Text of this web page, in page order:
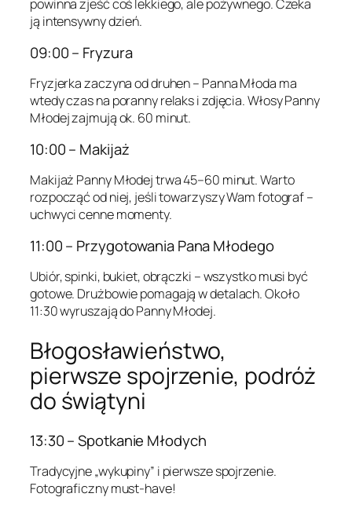
powinna zjeść coś lekkiego, ale pożywnego. Czeka
ją intensywny dzień.
09:00 – Fryzura
Fryzjerka zaczyna od druhen – Panna Młoda ma
wtedy czas na poranny relaks i zdjęcia. Włosy Panny
Młodej zajmują ok. 60 minut.
10:00 – Makijaż
Makijaż Panny Młodej trwa 45–60 minut. Warto
rozpocząć od niej, jeśli towarzyszy Wam fotograf –
uchwyci cenne momenty.
11:00 – Przygotowania Pana Młodego
Ubiór, spinki, bukiet, obrączki – wszystko musi być
gotowe. Drużbowie pomagają w detalach. Około
11:30 wyruszają do Panny Młodej.
Błogosławieństwo,
pierwsze spojrzenie, podróż
do świątyni
13:30 – Spotkanie Młodych
Tradycyjne „wykupiny” i pierwsze spojrzenie.
Fotograficzny must-have!